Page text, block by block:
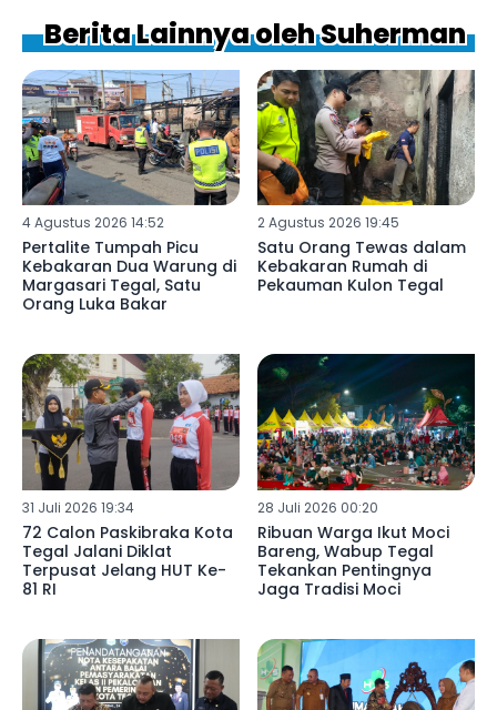
Berita Lainnya oleh Suherman
4 Agustus 2026 14:52
Pertalite Tumpah Picu
Kebakaran Dua Warung di
Margasari Tegal, Satu
Orang Luka Bakar
2 Agustus 2026 19:45
Satu Orang Tewas dalam
Kebakaran Rumah di
Pekauman Kulon Tegal
31 Juli 2026 19:34
72 Calon Paskibraka Kota
Tegal Jalani Diklat
Terpusat Jelang HUT Ke-
81 RI
28 Juli 2026 00:20
Ribuan Warga Ikut Moci
Bareng, Wabup Tegal
Tekankan Pentingnya
Jaga Tradisi Moci